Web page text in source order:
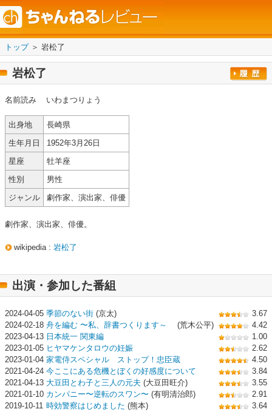
トップ＞ 岩松了
岩松了
名前読み いわまつりょう
出身地
長崎県
生年月日
1952年3月26日
星座
牡羊座
性別
男性
ジャンル
劇作家、演出家、俳優
劇作家、演出家、俳優。
wikipedia : 岩松了
出演・参加した番組
2024-04-05 季節のない街 (京太)
3.67
2024-02-18 舟を編む 〜私、辞書つくります～ (荒木公平)
4.42
2023-04-13 日本統一 関東編
1.00
2023-01-05 ヒヤマケンタロウの妊娠
2.62
2023-01-04 家電侍スペシャル ストップ！忠臣蔵
4.50
2021-04-24 今ここにある危機とぼくの好感度について
3.84
2021-04-13 大豆田とわ子と三人の元夫 (大豆田旺介)
3.55
2021-01-10 カンパニー〜逆転のスワン〜 (有明清治郎)
2.91
2019-10-11 時効警察はじめました (熊本)
3.64